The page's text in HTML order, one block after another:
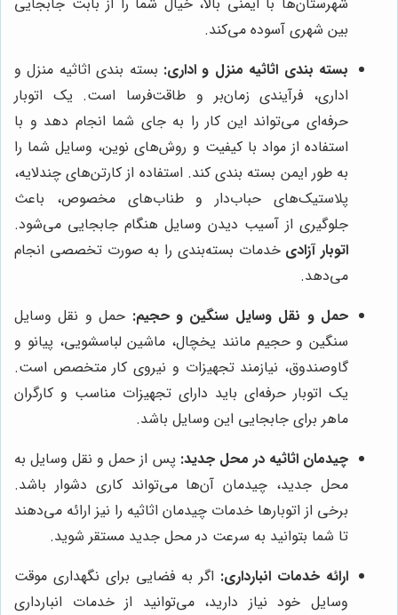
بین شهری آسوده می‌کند.
بسته بندی اثاثیه منزل و اداری: بسته بندی اثاثیه منزل و
اداری، فرآیندی زمان‌بر و طاقت‌فرسا است. یک اتوبار
حرفه‌ای می‌تواند این کار را به جای شما انجام دهد و با
استفاده از مواد با کیفیت و روش‌های نوین، وسایل شما را
به طور ایمن بسته بندی کند. استفاده از کارتن‌های چندلایه،
پلاستیک‌های حباب‌دار و طناب‌های مخصوص، باعث
جلوگیری از آسیب دیدن وسایل هنگام جابجایی می‌شود.
اتوبار آزادی خدمات بسته‌بندی را به صورت تخصصی انجام
می‌دهد.
حمل و نقل وسایل سنگین و حجیم: حمل و نقل وسایل
سنگین و حجیم مانند یخچال، ماشین لباسشویی، پیانو و
گاوصندوق، نیازمند تجهیزات و نیروی کار متخصص است.
یک اتوبار حرفه‌ای باید دارای تجهیزات مناسب و کارگران
ماهر برای جابجایی این وسایل باشد.
چیدمان اثاثیه در محل جدید: پس از حمل و نقل وسایل به
محل جدید، چیدمان آن‌ها می‌تواند کاری دشوار باشد.
برخی از اتوبارها خدمات چیدمان اثاثیه را نیز ارائه می‌دهند
تا شما بتوانید به سرعت در محل جدید مستقر شوید.
ارائه خدمات انبارداری: اگر به فضایی برای نگهداری موقت
وسایل خود نیاز دارید، می‌توانید از خدمات انبارداری